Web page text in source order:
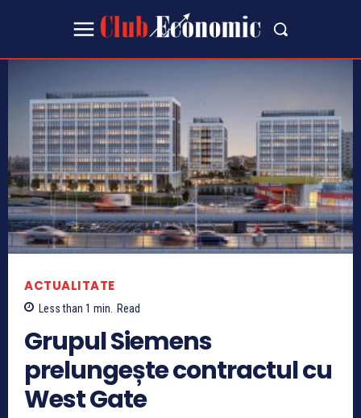
ACTUALITATE
Less than 1 min. Read
Grupul Siemens
prelungește contractul cu
West Gate